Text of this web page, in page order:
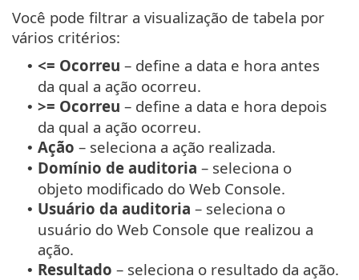
Você pode filtrar a visualização de tabela por
vários critérios:
• <= Ocorreu – define a data e hora antes
da qual a ação ocorreu.
• >= Ocorreu – define a data e hora depois
da qual a ação ocorreu.
• Ação – seleciona a ação realizada.
• Domínio de auditoria – seleciona o
objeto modificado do Web Console.
• Usuário da auditoria – seleciona o
usuário do Web Console que realizou a
ação.
• Resultado – seleciona o resultado da ação.